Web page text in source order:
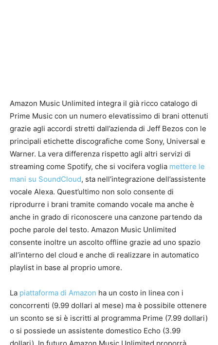
Amazon Music Unlimited integra il già ricco catalogo di
Prime Music con un numero elevatissimo di brani ottenuti
grazie agli accordi stretti dall’azienda di Jeff Bezos con le
principali etichette discografiche come Sony, Universal e
Warner. La vera differenza rispetto agli altri servizi di
streaming come Spotify, che si vocifera voglia mettere le
mani su SoundCloud, sta nell’integrazione dell’assistente
vocale Alexa. Quest’ultimo non solo consente di
riprodurre i brani tramite comando vocale ma anche è
anche in grado di riconoscere una canzone partendo da
poche parole del testo. Amazon Music Unlimited
consente inoltre un ascolto offline grazie ad uno spazio
all’interno del cloud e anche di realizzare in automatico
playlist in base al proprio umore.
La piattaforma di Amazon ha un costo in linea con i
concorrenti (9.99 dollari al mese) ma è possibile ottenere
un sconto se si è iscritti al programma Prime (7.99 dollari)
o si possiede un assistente domestico Echo (3.99